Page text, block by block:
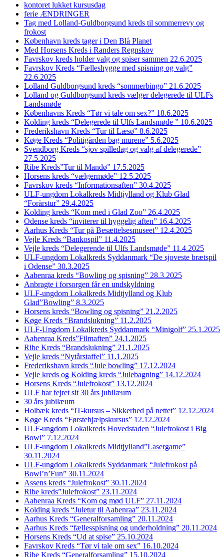
kontoret lukket kursusdag
ferie ÆNDRINGER
Tag med Lolland-Guldborgsund kreds til sommerrevy og
frokost
København kreds tager i Den Blå Planet
Med Horsens Kreds i Randers Regnskov
Favrskov kreds holder valg og spiser sammen 22.6.2025
Favrskov Kreds “Fælleshygge med spisning og valg”
22.6.2025
Lolland Guldborgsund kreds “sommerbingo” 21.6.2025
Lolland og Guldborgsund kreds vælger delegerede til ULFs
Landsmøde
Københavns Kreds “Tør vi tale om sex?” 18.6.2025
Kolding kreds “Delegerede til Ulfs Landsmøde ” 10.6.2025
Frederikshavn Kreds “Tur til Læsø” 8.6.2025
Køge Kreds “Politigården bag murene” 5.6.2025
Svendborg Kreds “sjov spilledag og valg af delegerede”
27.5.2025
Ribe Kreds”Tur til Mandø” 17.5.2025
Horsens kreds “vælgermøde” 12.5.2025
Favrskov kreds “Informationsaften” 30.4.2025
ULF-ungdom Lokalkreds Midtjylland og Klub Glad
“Forårstur” 29.4.2025
Kolding kreds “Kom med i Glad Zoo” 26.4.2025
Odense kreds “inviterer til hyggelig aften” 16.4.2025
Aarhus Kreds “Tur på Besættelsesmuseet” 12.4.2025
Vejle Kreds “Bankospil” 11.4.2025
Vejle kreds “Delegerende til Ulfs Landsmøde” 11.4.2025
ULF-ungdom Lokalkreds Syddanmark “De sjoveste brætspil
i Odense” 30.3.2025
Aabenraa kreds “Bowling og spisning” 28.3.2025
Anbragte i forsorgen får en undskyldning
ULF-ungdom Lokalkreds Midtjylland og Klub
Glad”Bowling” 8.3.2025
Horsens kreds “Bowling og spisning” 21.2.2025
Køge Kreds “Brandslukning” 11.2.2025
ULF-Ungdom Lokalkreds Syddanmark “Minigolf” 25.1.2025
Aabenraa Kreds”Filmaften” 24.1.2025
Ribe Kreds “Brandslukning” 21.1.2025
Vejle kreds “Nytårstaffel” 11.1.2025
Frederikshavn kreds “Jule bowling” 17.12.2024
Vejle kreds og Kolding kreds “Julebagning” 14.12.2024
Horsens Kreds “Julefrokost” 13.12.2024
ULF har fejret sit 30 års jubilæum
30 års jubilæum
Holbæk kreds “IT-kursus – Sikkerhed på nettet” 12.12.2024
Køge Kreds “Førstehjælpskursus” 12.12.2024
ULF-ungdom Lokalkreds Hovedstaden “Julefrokost i Big
Bowl” 7.12.2024
ULF-ungdom Lokalkreds Midtjylland”Lasergame”
30.11.2024
ULF-ungdom Lokalkreds Syddanmark “Julefrokost på
Bowl’n’Fun” 30.11.2024
Assens kreds “Julefrokost” 30.11.2024
Ribe kreds”Julefrokost” 23.11.2024
Aabenraa Kreds “Kom og mød ULF” 27.11.2024
Kolding kreds “Juletur til Aabenraa” 23.11.2024
Aarhus Kreds “Generalforsamling” 20.11.2024
Aarhus Kreds “fællesspisning og underholdning” 20.11.2024
Horsens Kreds “Ud at spise” 25.10.2024
Favrskov Kreds “Tør vi tale om sex” 16.10.2024
Ribe Kreds “Generalforsamling” 15.10.2024